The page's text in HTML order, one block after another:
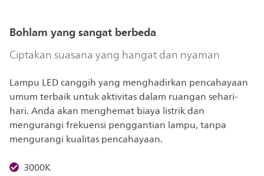
Bohlam yang sangat berbeda
Ciptakan suasana yang hangat dan nyaman
Lampu LED canggih yang menghadirkan pencahayaan
umum terbaik untuk aktivitas dalam ruangan sehari-
hari. Anda akan menghemat biaya listrik dan
mengurangi frekuensi penggantian lampu, tanpa
mengurangi kualitas pencahayaan.
3000K